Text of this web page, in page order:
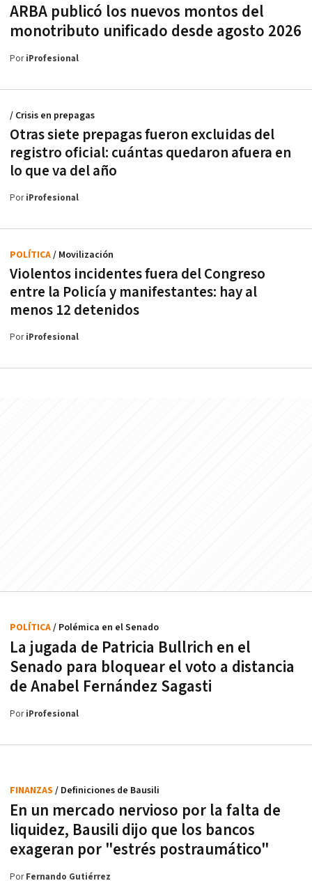
ARBA publicó los nuevos montos del
monotributo unificado desde agosto 2026
PoriProfesional
Otras siete prepagas fueron excluidas del
registro oficial: cuántas quedaron afuera en
lo que va del año
/ Crisis en prepagas
PoriProfesional
Violentos incidentes fuera del Congreso
entre la Policía y manifestantes: hay al
menos 12 detenidos
POLÍTICA/ Movilización
PoriProfesional
La jugada de Patricia Bullrich en el
Senado para bloquear el voto a distancia
de Anabel Fernández Sagasti
POLÍTICA/ Polémica en el Senado
PoriProfesional
En un mercado nervioso por la falta de
liquidez, Bausili dijo que los bancos
exageran por "estrés postraumático"
FINANZAS / Definiciones de Bausili
PorFernando Gutiérrez